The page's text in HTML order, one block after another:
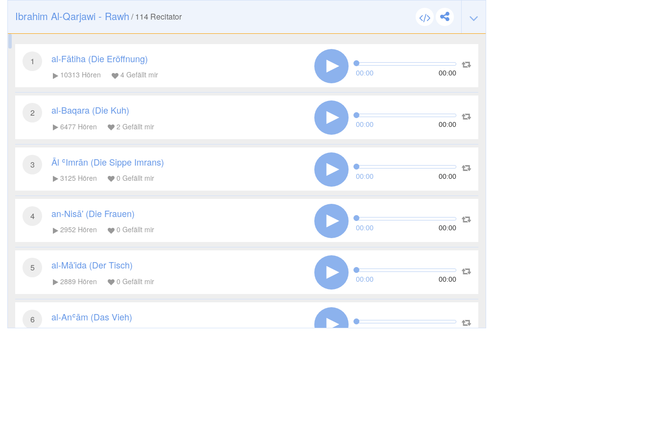
Ibrahim Al-Qarjawi - Rawh /114 Recitator
1 al-Fātiha (Die Eröffnung)
10313 Hören 4 Gefällt mir 00:00 00:00
2 al-Baqara (Die Kuh)
6477 Hören 2 Gefällt mir 00:00 00:00
3 Āl ʿImrān (Die Sippe Imrans)
3125 Hören 0 Gefällt mir 00:00 00:00
4 an-Nisā' (Die Frauen)
2952 Hören 0 Gefällt mir 00:00 00:00
5 al-Mā'ida (Der Tisch)
2889 Hören 0 Gefällt mir 00:00 00:00
6 al-Anʿām (Das Vieh)
00:00 00:00